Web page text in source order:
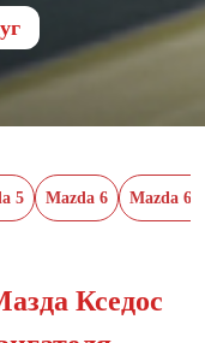
5 Mazda 6 Mazda
Кседос